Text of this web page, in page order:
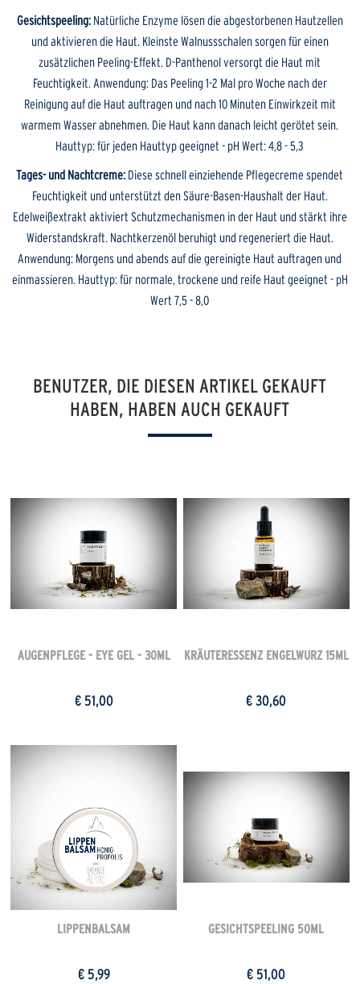
Gesichtspeeling:Natürliche Enzyme lösen die abgestorbenen Hautzellen
und aktivieren die Haut. Kleinste Walnussschalen sorgen für einen
zusätzlichen Peeling-Effekt. D-Panthenol versorgt die Haut mit
Feuchtigkeit. Anwendung: Das Peeling 1-2 Mal pro Woche nach der
Reinigung auf die Haut auftragen und nach 10 Minuten Einwirkzeit mit
warmem Wasser abnehmen. Die Haut kann danach leicht gerötet sein.
Hauttyp: für jeden Hauttyp geeignet - pH Wert: 4,8 - 5,3
Tages- und Nachtcreme: Diese schnell einziehende Pflegecreme spendet
Feuchtigkeit und unterstützt den Säure-Basen-Haushalt der Haut.
Edelweißextrakt aktiviert Schutzmechanismen in der Haut und stärkt ihre
Widerstandskraft. Nachtkerzenöl beruhigt und regeneriert die Haut.
Anwendung: Morgens und abends auf die gereinigte Haut auftragen und
einmassieren. Hauttyp: für normale, trockene und reife Haut geeignet - pH
Wert 7,5 - 8,0
BENUTZER, DIE DIESEN ARTIKEL GEKAUFT
HABEN, HABEN AUCH GEKAUFT
AUGENPFLEGE - EYE GEL - 30ML
€ 51,00
KRÄUTERESSENZ ENGELWURZ 15ML
€ 30,60
LIPPENBALSAM
€ 5,99
GESICHTSPEELING 50ML
€ 51,00